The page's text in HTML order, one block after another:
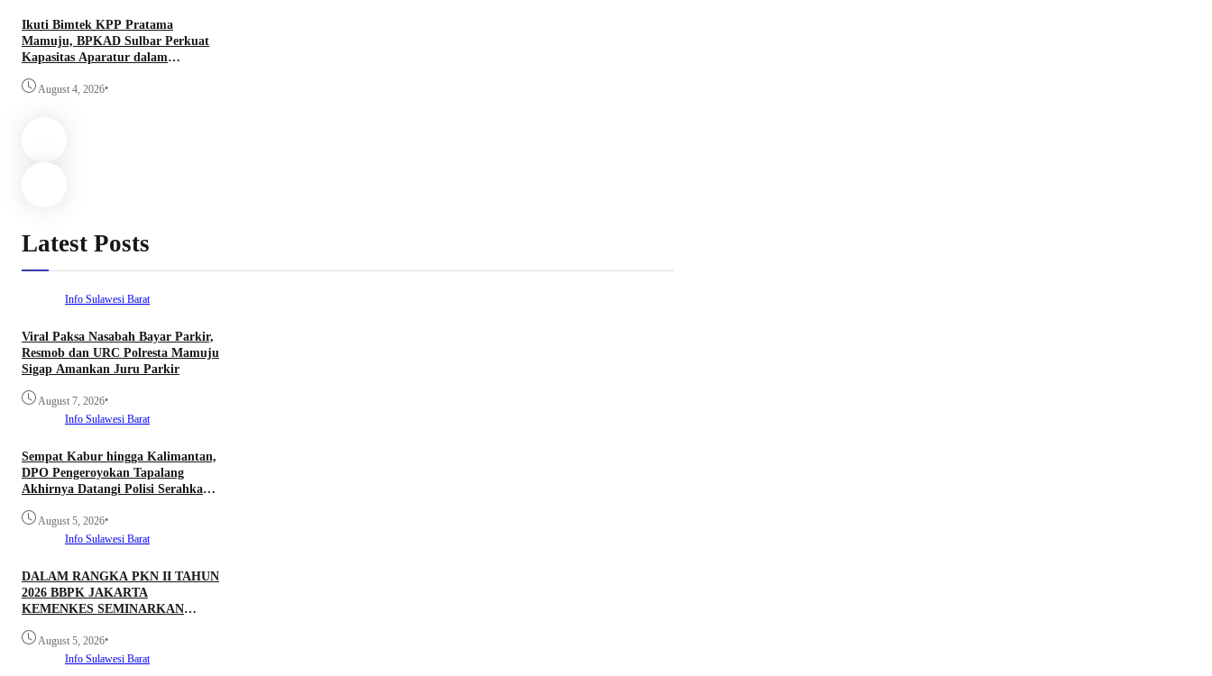
Ikuti Bimtek KPP Pratama
Mamuju, BPKAD Sulbar Perkuat
Kapasitas Aparatur dalam
Coretax
August 4, 2026•
Latest Posts
Info Sulawesi Barat
Viral Paksa Nasabah Bayar Parkir,
Resmob dan URC Polresta Mamuju
Sigap Amankan Juru Parkir
August 7, 2026•
Info Sulawesi Barat
Sempat Kabur hingga Kalimantan,
DPO Pengeroyokan Tapalang
Akhirnya Datangi Polisi Serahkan
August 5, 2026•
Info Sulawesi Barat
DALAM RANGKA PKN II TAHUN
2026 BBPK JAKARTA
KEMENKES SEMINARKAN
PROYEK PERUBAHAN KETUK
DOORS BHABINKAMTIBMAS
August 5, 2026•
Info Sulawesi Barat